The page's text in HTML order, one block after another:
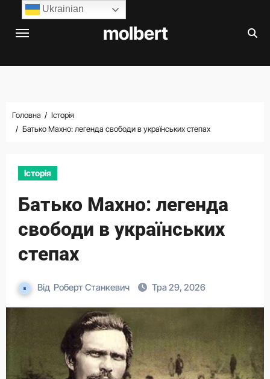
Перейти
molbert
Головна
Історія
Батько Махно: легенда свободи в українських степах
Історія
Батько Махно: легенда
свободи в українських
степах
Від Роберт Станкевич Тра 29, 2026
Ukrainian